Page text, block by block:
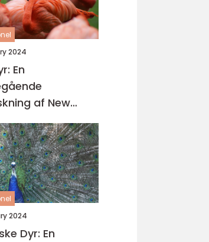
2024
En
af New
unikke fugleliv
2024
Dyr: En